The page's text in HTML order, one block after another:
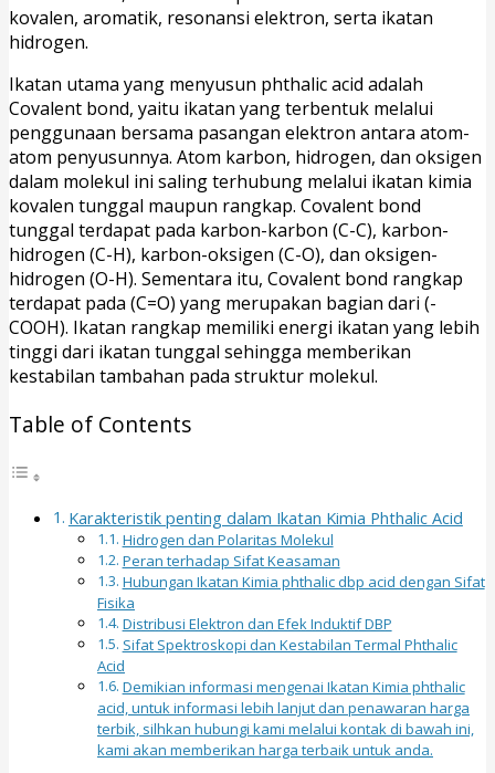
kovalen, aromatik, resonansi elektron, serta ikatan
hidrogen.
Ikatan utama yang menyusun phthalic acid adalah
Covalent bond, yaitu ikatan yang terbentuk melalui
penggunaan bersama pasangan elektron antara atom-
atom penyusunnya. Atom karbon, hidrogen, dan oksigen
dalam molekul ini saling terhubung melalui ikatan kimia
kovalen tunggal maupun rangkap. Covalent bond
tunggal terdapat pada karbon-karbon (C-C), karbon-
hidrogen (C-H), karbon-oksigen (C-O), dan oksigen-
hidrogen (O-H). Sementara itu, Covalent bond rangkap
terdapat pada (C=O) yang merupakan bagian dari (-
COOH). Ikatan rangkap memiliki energi ikatan yang lebih
tinggi dari ikatan tunggal sehingga memberikan
kestabilan tambahan pada struktur molekul.
Table of Contents
Karakteristik penting dalam Ikatan Kimia Phthalic Acid
Hidrogen dan Polaritas Molekul
Peran terhadap Sifat Keasaman
Hubungan Ikatan Kimia phthalic dbp acid dengan Sifat
Fisika
Distribusi Elektron dan Efek Induktif DBP
Sifat Spektroskopi dan Kestabilan Termal Phthalic
Acid
Demikian informasi mengenai Ikatan Kimia phthalic
acid, untuk informasi lebih lanjut dan penawaran harga
terbik, silhkan hubungi kami melalui kontak di bawah ini,
kami akan memberikan harga terbaik untuk anda.